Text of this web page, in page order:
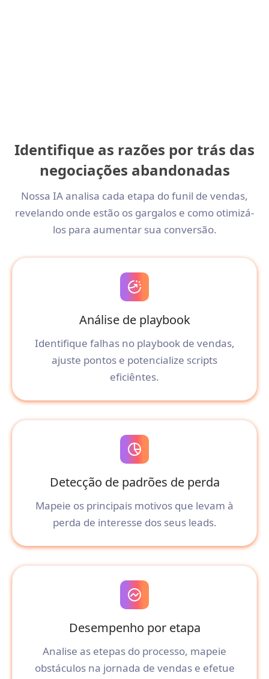
Identifique as razões por trás das
negociações abandonadas
Nossa IA analisa cada etapa do funil de vendas,
revelando onde estão os gargalos e como otimizá-
los para aumentar sua conversão.
Análise de playbook
Identifique falhas no playbook de vendas,
ajuste pontos e potencialize scripts
eficiêntes.
Detecção de padrões de perda
Mapeie os principais motivos que levam à
perda de interesse dos seus leads.
Desempenho por etapa
Analise as etepas do processo, mapeie
obstáculos na jornada de vendas e efetue